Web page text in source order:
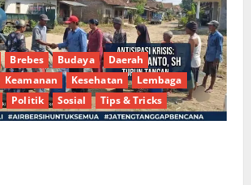
Brebes Budaya
Daerah
Keamanan Kesehatan
Lembaga
Politik Sosial Tips & Tricks